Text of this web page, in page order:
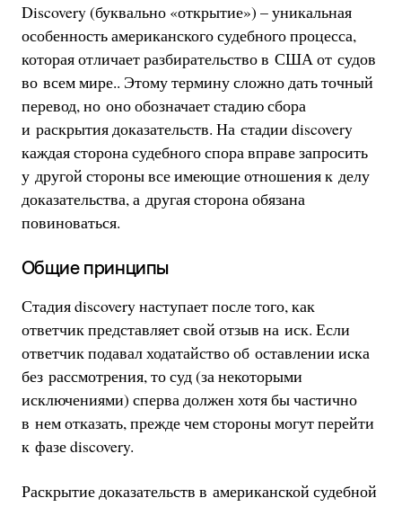
Discovery (буквально «открытие») – уникальная
особенность американского судебного процесса,
которая отличает разбирательство в США от судов
во всем мире.. Этому термину сложно дать точный
перевод, но оно обозначает стадию сбора
и раскрытия доказательств. На стадии discovery
каждая сторона судебного спора вправе запросить
у другой стороны все имеющие отношения к делу
доказательства, а другая сторона обязана
повиноваться.
Общие принципы
Стадия discovery наступает после того, как
ответчик представляет свой отзыв на иск. Если
ответчик подавал ходатайство об оставлении иска
без рассмотрения, то суд (за некоторыми
исключениями) сперва должен хотя бы частично
в нем отказать, прежде чем стороны могут перейти
к фазе discovery.
Раскрытие доказательств в американской судебной